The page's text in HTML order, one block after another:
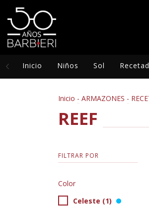
Inicio Niños Sol
Inicio - ARMAZONES -
REEF
FILTRAR POR
Color
Celeste (1)